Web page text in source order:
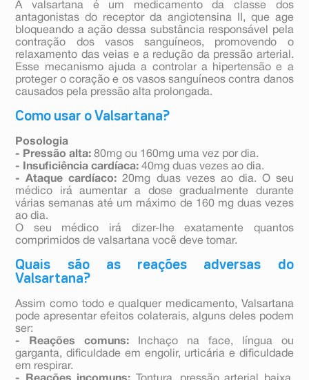
A valsartana é um medicamento da classe dos
antagonistas do receptor da angiotensina II, que age
bloqueando a ação dessa substância responsável pela
contração dos vasos sanguíneos, promovendo o
relaxamento das veias e a redução da pressão arterial.
Esse mecanismo ajuda a controlar a hipertensão e a
proteger o coração e os vasos sanguíneos contra danos
causados pela pressão alta prolongada.
Como usar o Valsartana?
Posologia
- Pressão alta: 80mg ou 160mg uma vez por dia.
- Insuficiência cardíaca: 40mg duas vezes ao dia.
- Ataque cardíaco: 20mg duas vezes ao dia. O seu
médico irá aumentar a dose gradualmente durante
várias semanas até um máximo de 160 mg duas vezes
ao dia.
O seu médico irá dizer-lhe exatamente quantos
comprimidos de valsartana você deve tomar.
Quais são as reações adversas do
Valsartana?
Assim como todo e qualquer medicamento, Valsartana
pode apresentar efeitos colaterais, alguns deles podem
ser:
- Reações comuns: Inchaço na face, língua ou
garganta, dificuldade em engolir, urticária e dificuldade
em respirar.